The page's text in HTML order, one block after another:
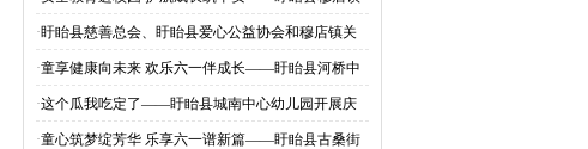
关工委安全教育活动走进维桥中心小学
·盱眙县慈善总会、盱眙县爱心公益协会和穆店镇关
工委开展慈善"隔代六一结善缘&
·童享健康向未来 欢乐六一伴成长——盱眙县河桥中
心小学开展为儿童送健康主题活动
·这个瓜我吃定了——盱眙县城南中心幼儿园开展庆
六一西瓜清凉狂欢节活动
·童心筑梦绽芳华 乐享六一谱新篇——盱眙县古桑街